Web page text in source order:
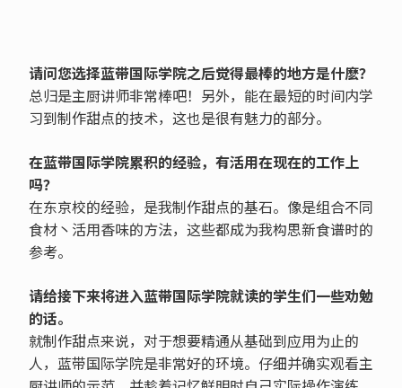
请问您选择蓝带国际学院之后觉得最棒的地方是什麽？
总归是主厨讲师非常棒吧！另外，能在最短的时间内学
习到制作甜点的技术，这也是很有魅力的部分。
在蓝带国际学院累积的经验，有活用在现在的工作上
吗？
在东京校的经验，是我制作甜点的基石。像是组合不同
食材丶活用香味的方法，这些都成为我构思新食谱时的
参考。
请给接下来将进入蓝带国际学院就读的学生们一些劝勉
的话。
就制作甜点来说，对于想要精通从基础到应用为止的
人，蓝带国际学院是非常好的环境。仔细并确实观看主